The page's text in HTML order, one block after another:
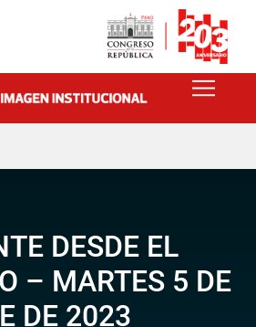
DESDE EL
– MARTES 5 DE
DE 2023